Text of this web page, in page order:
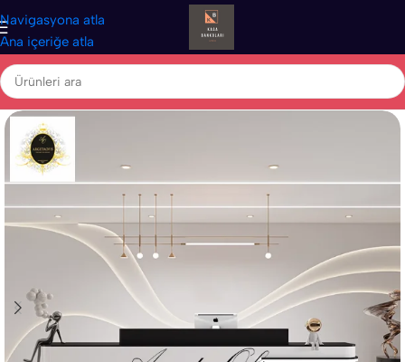
Navigasyona atla
Ana içeriğe atla